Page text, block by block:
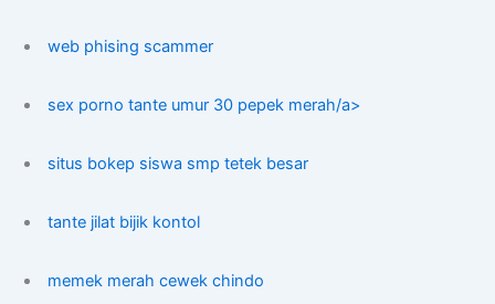
web phising scammer
sex porno tante umur 30 pepek merah/a>
situs bokep siswa smp tetek besar
tante jilat bijik kontol
memek merah cewek chindo